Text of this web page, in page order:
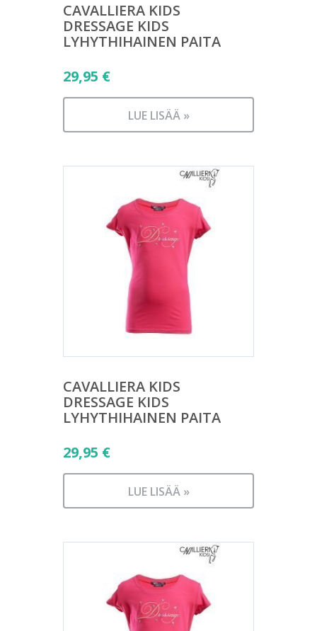
CAVALLIERA KIDS
DRESSAGE KIDS
LYHYTHIHAINEN PAITA
29,95 €
LUE LISÄÄ »
CAVALLIERA KIDS
DRESSAGE KIDS
LYHYTHIHAINEN PAITA
29,95 €
LUE LISÄÄ »